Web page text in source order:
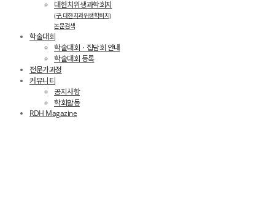
대한치위생과학회지
(구.대한치과위생학회지)
논문검색
학술대회
학술대회ㆍ집담회 안내
학술대회 등록
전문가과정
커뮤니티
공지사항
학회활동
RDH Magazine